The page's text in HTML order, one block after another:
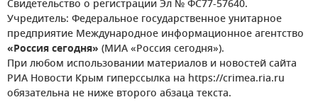
Свидетельство о регистрации Эл № ФС77-57640.
Учредитель: Федеральное государственное унитарное
предприятие Международное информационное агентство
«Россия сегодня» (МИА «Россия сегодня»).
При любом использовании материалов и новостей сайта
РИА Новости Крым гиперссылка на https://crimea.ria.ru
обязательна не ниже второго абзаца текста.